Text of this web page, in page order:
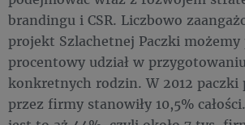
brandingu i CSR. Liczbowo
projekt Szlachetnej Paczki możemy
procentowy udział w
konkretnych rodzin. W 2012 paczki
przez firmy stanowiły 10,5%